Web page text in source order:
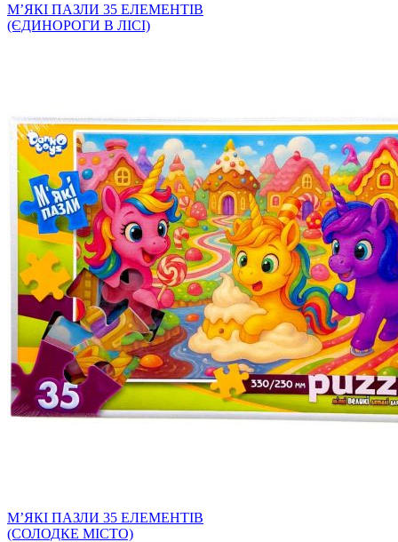
МʼЯКІ ПАЗЛИ 35 ЕЛЕМЕНТІВ
(ЄДИНОРОГИ В ЛІСІ)
МʼЯКІ ПАЗЛИ 35 ЕЛЕМЕНТІВ
(СОЛОДКЕ МІСТО)